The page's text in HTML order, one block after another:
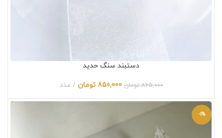
دستبند سنگ حدید
865,000 تومان 850,000 تومان عدد
-1%